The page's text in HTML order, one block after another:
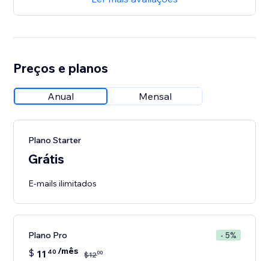
Preços e planos
Anual Mensal
Plano Starter
Grátis
E-mails ilimitados
Plano Pro - 5%
$ 11 40 /mês $1200